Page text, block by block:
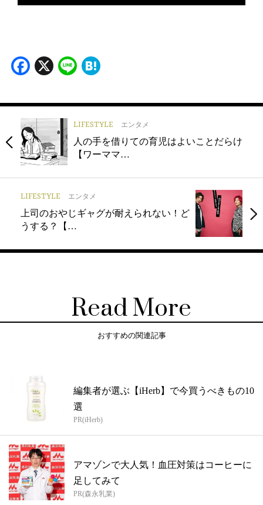
Facebook
X Line
LIFESTYLE エンタメ
人の手を借りての育児はよいことだらけ
【ワーママ…
LIFESTYLE エンタメ
上司のおやじギャグが耐えられない！ど
うする？【…
Read More
おすすめの関連記事
編集者が選ぶ【iHerb】で今買うべきもの10
選
PR(iHerb)
アマゾンで大人気！血圧対策はコーヒーに
足してみて
PR(森永乳業)